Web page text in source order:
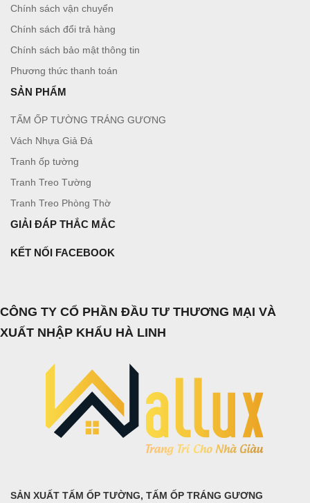
Chính sách vận chuyển
Chính sách đổi trả hàng
Chính sách bảo mật thông tin
Phương thức thanh toán
SẢN PHẨM
TẤM ỐP TƯỜNG TRÁNG GƯƠNG
Vách Nhựa Giả Đá
Tranh ốp tường
Tranh Treo Tường
Tranh Treo Phòng Thờ
GIẢI ĐÁP THẮC MẮC
KẾT NỐI FACEBOOK
CÔNG TY CỔ PHẦN ĐẦU TƯ THƯƠNG MẠI VÀ
XUẤT NHẬP KHẨU HÀ LINH
SẢN XUẤT TẤM ỐP TƯỜNG, TẤM ỐP TRÁNG GƯƠNG